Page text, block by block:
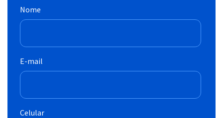
Nome
E-mail
Celular